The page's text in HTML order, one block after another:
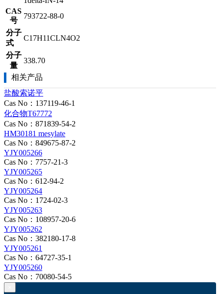
CAS
号
793722-88-0
分子
式
C17H11CLN4O2
分子
量
338.70
相关产品
盐酸索诺平
Cas No：137119-46-1
化合物T67772
Cas No：871839-54-2
HM30181 mesylate
Cas No：849675-87-2
YJY005266
Cas No：7757-21-3
YJY005265
Cas No：612-94-2
YJY005264
Cas No：1724-02-3
YJY005263
Cas No：108957-20-6
YJY005262
Cas No：382180-17-8
YJY005261
Cas No：64727-35-1
YJY005260
Cas No：70080-54-5